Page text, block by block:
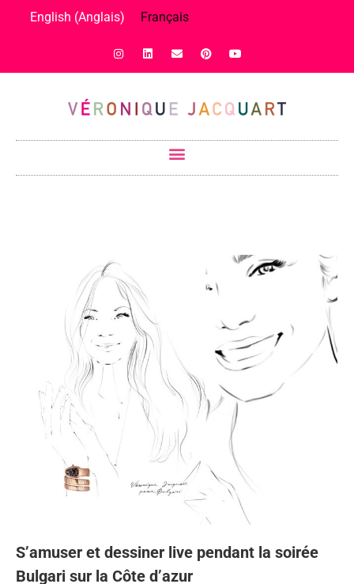
English (Anglais) Français
S’amuser et dessiner live pendant la soirée
Bulgari sur la Côte d’azur